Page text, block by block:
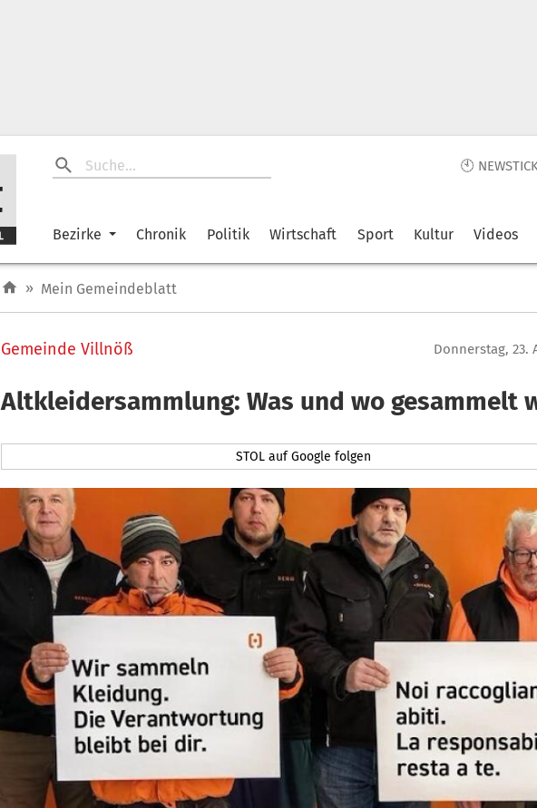
🕙
Bezirke Chronik Politik Wirtschaft Sport Kultur Videos
» Mein Gemeindeblatt
Gemeinde Villnöß Donnerstag, 23.
Altkleidersammlung: Was und wo gesammelt
STOL auf Google folgen